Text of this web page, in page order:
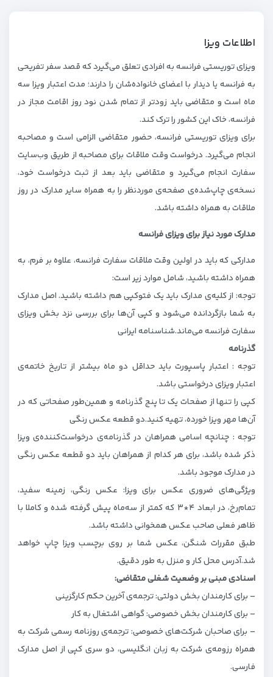
اطلاعات ویزا
ویزای توریستی فرانسه به افرادی تعلق می‌گیرد که قصد سفر تفریحی
به فرانسه یا دیدار با اعضای خانواده‌شان را دارند؛ مدت اعتبار ویزا سه
ماه است و متقاضی باید زودتر از تمام شدن نود روز اقامت مجاز در
فرانسه، خاک این کشور را ترک کند.
برای ویزای توریستی فرانسه، حضور متقاضی الزامی است و مصاحبه
انجام می‌گیرد. درخواست وقت ملاقات برای مصاحبه از طریق وب‌سایت
سفارت انجام می‌گیرد و متقاضی باید بعد از ثبت درخواست خود،
نسخه‌ی چاپ‌شده‌ی صفحه‌ی موردنظر را به همراه سایر مدارک در روز
ملاقات به همراه داشته باشد.
مدارک مورد نیاز برای ویزای فرانسه
مدارکی که باید در اولین وقت ملاقات سفارت فرانسه، علاوه بر فرم، به
همراه داشته باشید، شامل موارد زیر است:
توجه: از کلیه‌ی مدارک باید یک فتوکپی هم داشته باشید. اصل مدارک
به شما بازگردانده می‌شود و کپی آن‌ها برای بررسی نزد بخش ویزای
سفارت فرانسه می‌ماند.شناسنامه ایرانی
گذرنامه
توجه : اعتبار پاسپورت باید حداقل دو ماه بیشتر از تاریخ خاتمه‌ی
اعتبار ویزای درخواستی باشد.
کپی را تنها از صفحات یک تا پنج گذرنامه و همین‌طور صفحاتی که در
آن‌ها مهر ویزا خورده، تهیه کنید.دو قطعه عکس رنگی
توجه : چنانچه اسامی همراهان در گذرنامه‌ی درخواست‌کننده‌ی ویزا
ذکر شده باشد، برای هر کدام از همراهان باید دو قطعه عکس رنگی
در مدارک موجود باشد.
ویژگی‌های ضروری عکس برای ویزا: عکس رنگی، زمینه سفید،
تمام‌رخ، در ابعاد ۴*۳ که کمتر از سه‌ماه پیش گرفته شده و کاملا با
ظاهر فعلی صاحب عکس همخوانی داشته باشد.
طبق مقررات شنگن، عکس شما بر روی برچسب ویزا چاپ خواهد
شد.آدرس محل کار و منزل به طور دقیق.
اسنادی مبنی بر وضعیت شغلی متقاضی:
– برای کارمندان بخش دولتی: ترجمه‌ی آخرین حکم کارگزینی
– برای کارمندان بخش خصوصی‌: گواهی اشتغال به کار
– برای صاحبان شرکت‌های خصوصی: ترجمه‌ی روزنامه رسمی شرکت به
همراه رزومه‌ی شرکت به زبان انگلیسی، دو سری کپی از اصل مدارک
فارسی.